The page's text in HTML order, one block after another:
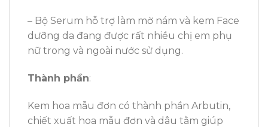
– Bộ Serum hỗ trợ làm mờ nám và kem Face
dưỡng da đang được rất nhiều chị em phụ
nữ trong và ngoài nước sử dụng.
Thành phần:
Kem hoa mẫu đơn có thành phần Arbutin,
chiết xuất hoa mẫu đơn và dâu tằm giúp